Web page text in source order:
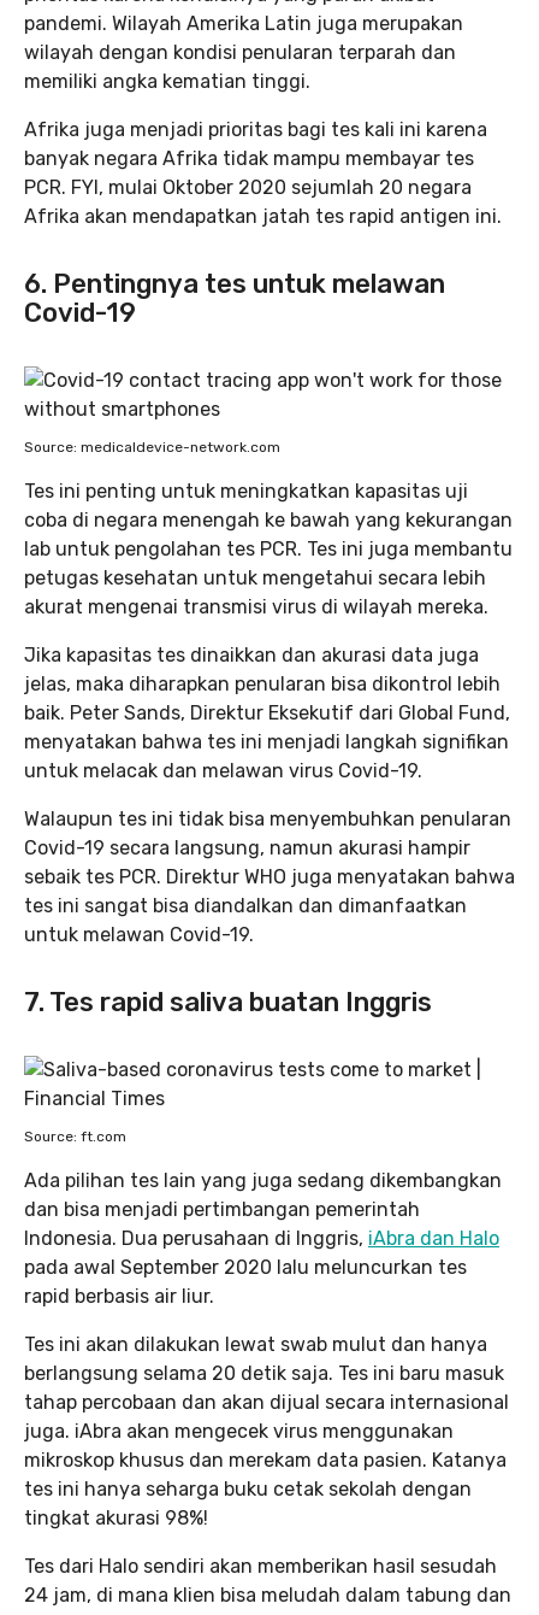
pandemi. Wilayah Amerika Latin juga merupakan
wilayah dengan kondisi penularan terparah dan
memiliki angka kematian tinggi.
Afrika juga menjadi prioritas bagi tes kali ini karena
banyak negara Afrika tidak mampu membayar tes
PCR. FYI, mulai Oktober 2020 sejumlah 20 negara
Afrika akan mendapatkan jatah tes rapid antigen ini.
6. Pentingnya tes untuk melawan
Covid-19
Source: medicaldevice-network.com
Tes ini penting untuk meningkatkan kapasitas uji
coba di negara menengah ke bawah yang kekurangan
lab untuk pengolahan tes PCR. Tes ini juga membantu
petugas kesehatan untuk mengetahui secara lebih
akurat mengenai transmisi virus di wilayah mereka.
Jika kapasitas tes dinaikkan dan akurasi data juga
jelas, maka diharapkan penularan bisa dikontrol lebih
baik. Peter Sands, Direktur Eksekutif dari Global Fund,
menyatakan bahwa tes ini menjadi langkah signifikan
untuk melacak dan melawan virus Covid-19.
Walaupun tes ini tidak bisa menyembuhkan penularan
Covid-19 secara langsung, namun akurasi hampir
sebaik tes PCR. Direktur WHO juga menyatakan bahwa
tes ini sangat bisa diandalkan dan dimanfaatkan
untuk melawan Covid-19.
7. Tes rapid saliva buatan Inggris
Source: ft.com
Ada pilihan tes lain yang juga sedang dikembangkan
dan bisa menjadi pertimbangan pemerintah
Indonesia. Dua perusahaan di Inggris, iAbra dan Halo
pada awal September 2020 lalu meluncurkan tes
rapid berbasis air liur.
Tes ini akan dilakukan lewat swab mulut dan hanya
berlangsung selama 20 detik saja. Tes ini baru masuk
tahap percobaan dan akan dijual secara internasional
juga. iAbra akan mengecek virus menggunakan
mikroskop khusus dan merekam data pasien. Katanya
tes ini hanya seharga buku cetak sekolah dengan
tingkat akurasi 98%!
Tes dari Halo sendiri akan memberikan hasil sesudah
24 jam, di mana klien bisa meludah dalam tabung dan